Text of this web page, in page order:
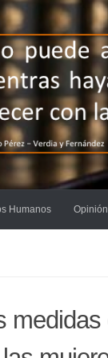
Humanos Opinión